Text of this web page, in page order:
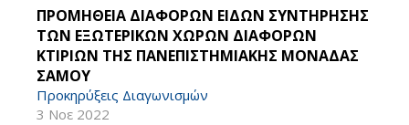
ΠΡΟΜΗΘΕΙΑ ΔΙΑΦΟΡΩΝ ΕΙΔΩΝ ΣΥΝΤΗΡΗΣΗΣ
ΤΩΝ ΕΞΩΤΕΡΙΚΩΝ ΧΩΡΩΝ ΔΙΑΦΟΡΩΝ
ΚΤΙΡΙΩΝ ΤΗΣ ΠΑΝΕΠΙΣΤΗΜΙΑΚΗΣ ΜΟΝΑΔΑΣ
ΣΑΜΟΥ
Προκηρύξεις Διαγωνισμών
3 Νοε 2022